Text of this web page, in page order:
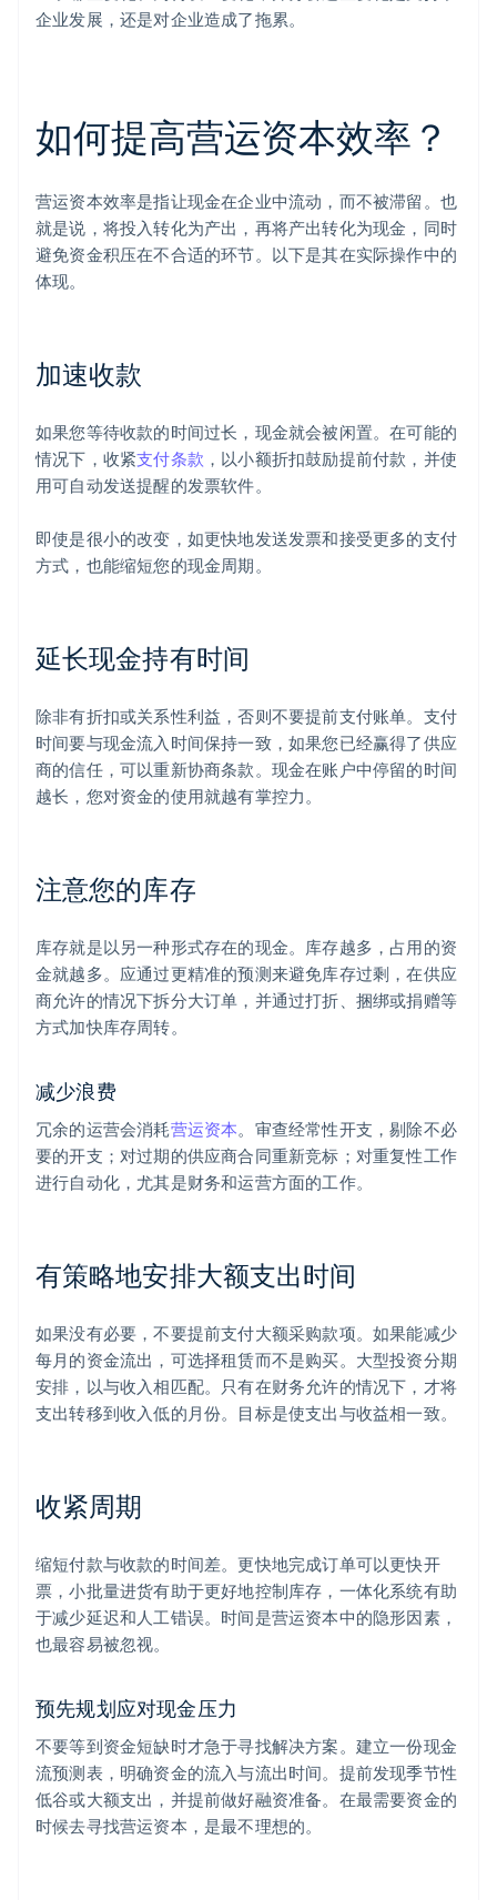
企业发展，还是对企业造成了拖累。
如何提高营运资本效率？
营运资本效率是指让现金在企业中流动，而不被滞留。也
就是说，将投入转化为产出，再将产出转化为现金，同时
避免资金积压在不合适的环节。以下是其在实际操作中的
体现。
加速收款
如果您等待收款的时间过长，现金就会被闲置。在可能的
情况下，收紧支付条款 ，以小额折扣鼓励提前付款，并使
用可自动发送提醒的发票软件。
即使是很小的改变，如更快地发送发票和接受更多的支付
方式，也能缩短您的现金周期。
延长现金持有时间
除非有折扣或关系性利益，否则不要提前支付账单。支付
时间要与现金流入时间保持一致，如果您已经赢得了供应
商的信任，可以重新协商条款。现金在账户中停留的时间
越长，您对资金的使用就越有掌控力。
注意您的库存
库存就是以另一种形式存在的现金。库存越多，占用的资
金就越多。应通过更精准的预测来避免库存过剩，在供应
商允许的情况下拆分大订单，并通过打折、捆绑或捐赠等
方式加快库存周转。
减少浪费
冗余的运营会消耗营运资本。审查经常性开支，剔除不必
要的开支；对过期的供应商合同重新竞标；对重复性工作
进行自动化，尤其是财务和运营方面的工作。
有策略地安排大额支出时间
如果没有必要，不要提前支付大额采购款项。如果能减少
每月的资金流出，可选择租赁而不是购买。大型投资分期
安排，以与收入相匹配。只有在财务允许的情况下，才将
支出转移到收入低的月份。目标是使支出与收益相一致。
收紧周期
缩短付款与收款的时间差。更快地完成订单可以更快开
票，小批量进货有助于更好地控制库存，一体化系统有助
于减少延迟和人工错误。时间是营运资本中的隐形因素，
也最容易被忽视。
预先规划应对现金压力
不要等到资金短缺时才急于寻找解决方案。建立一份现金
流预测表，明确资金的流入与流出时间。提前发现季节性
低谷或大额支出，并提前做好融资准备。在最需要资金的
时候去寻找营运资本，是最不理想的。